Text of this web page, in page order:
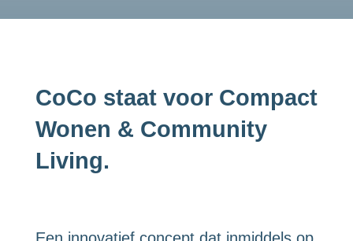
CoCo staat voor Compact
Wonen & Community
Living.